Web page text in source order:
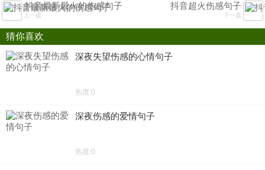
抖音最新最火的伤感句子
上一篇
抖音超火伤感句子
下一篇
猜你喜欢
深夜失望伤感的心情句子
热度:0
深夜伤感的爱情句子
热度:0